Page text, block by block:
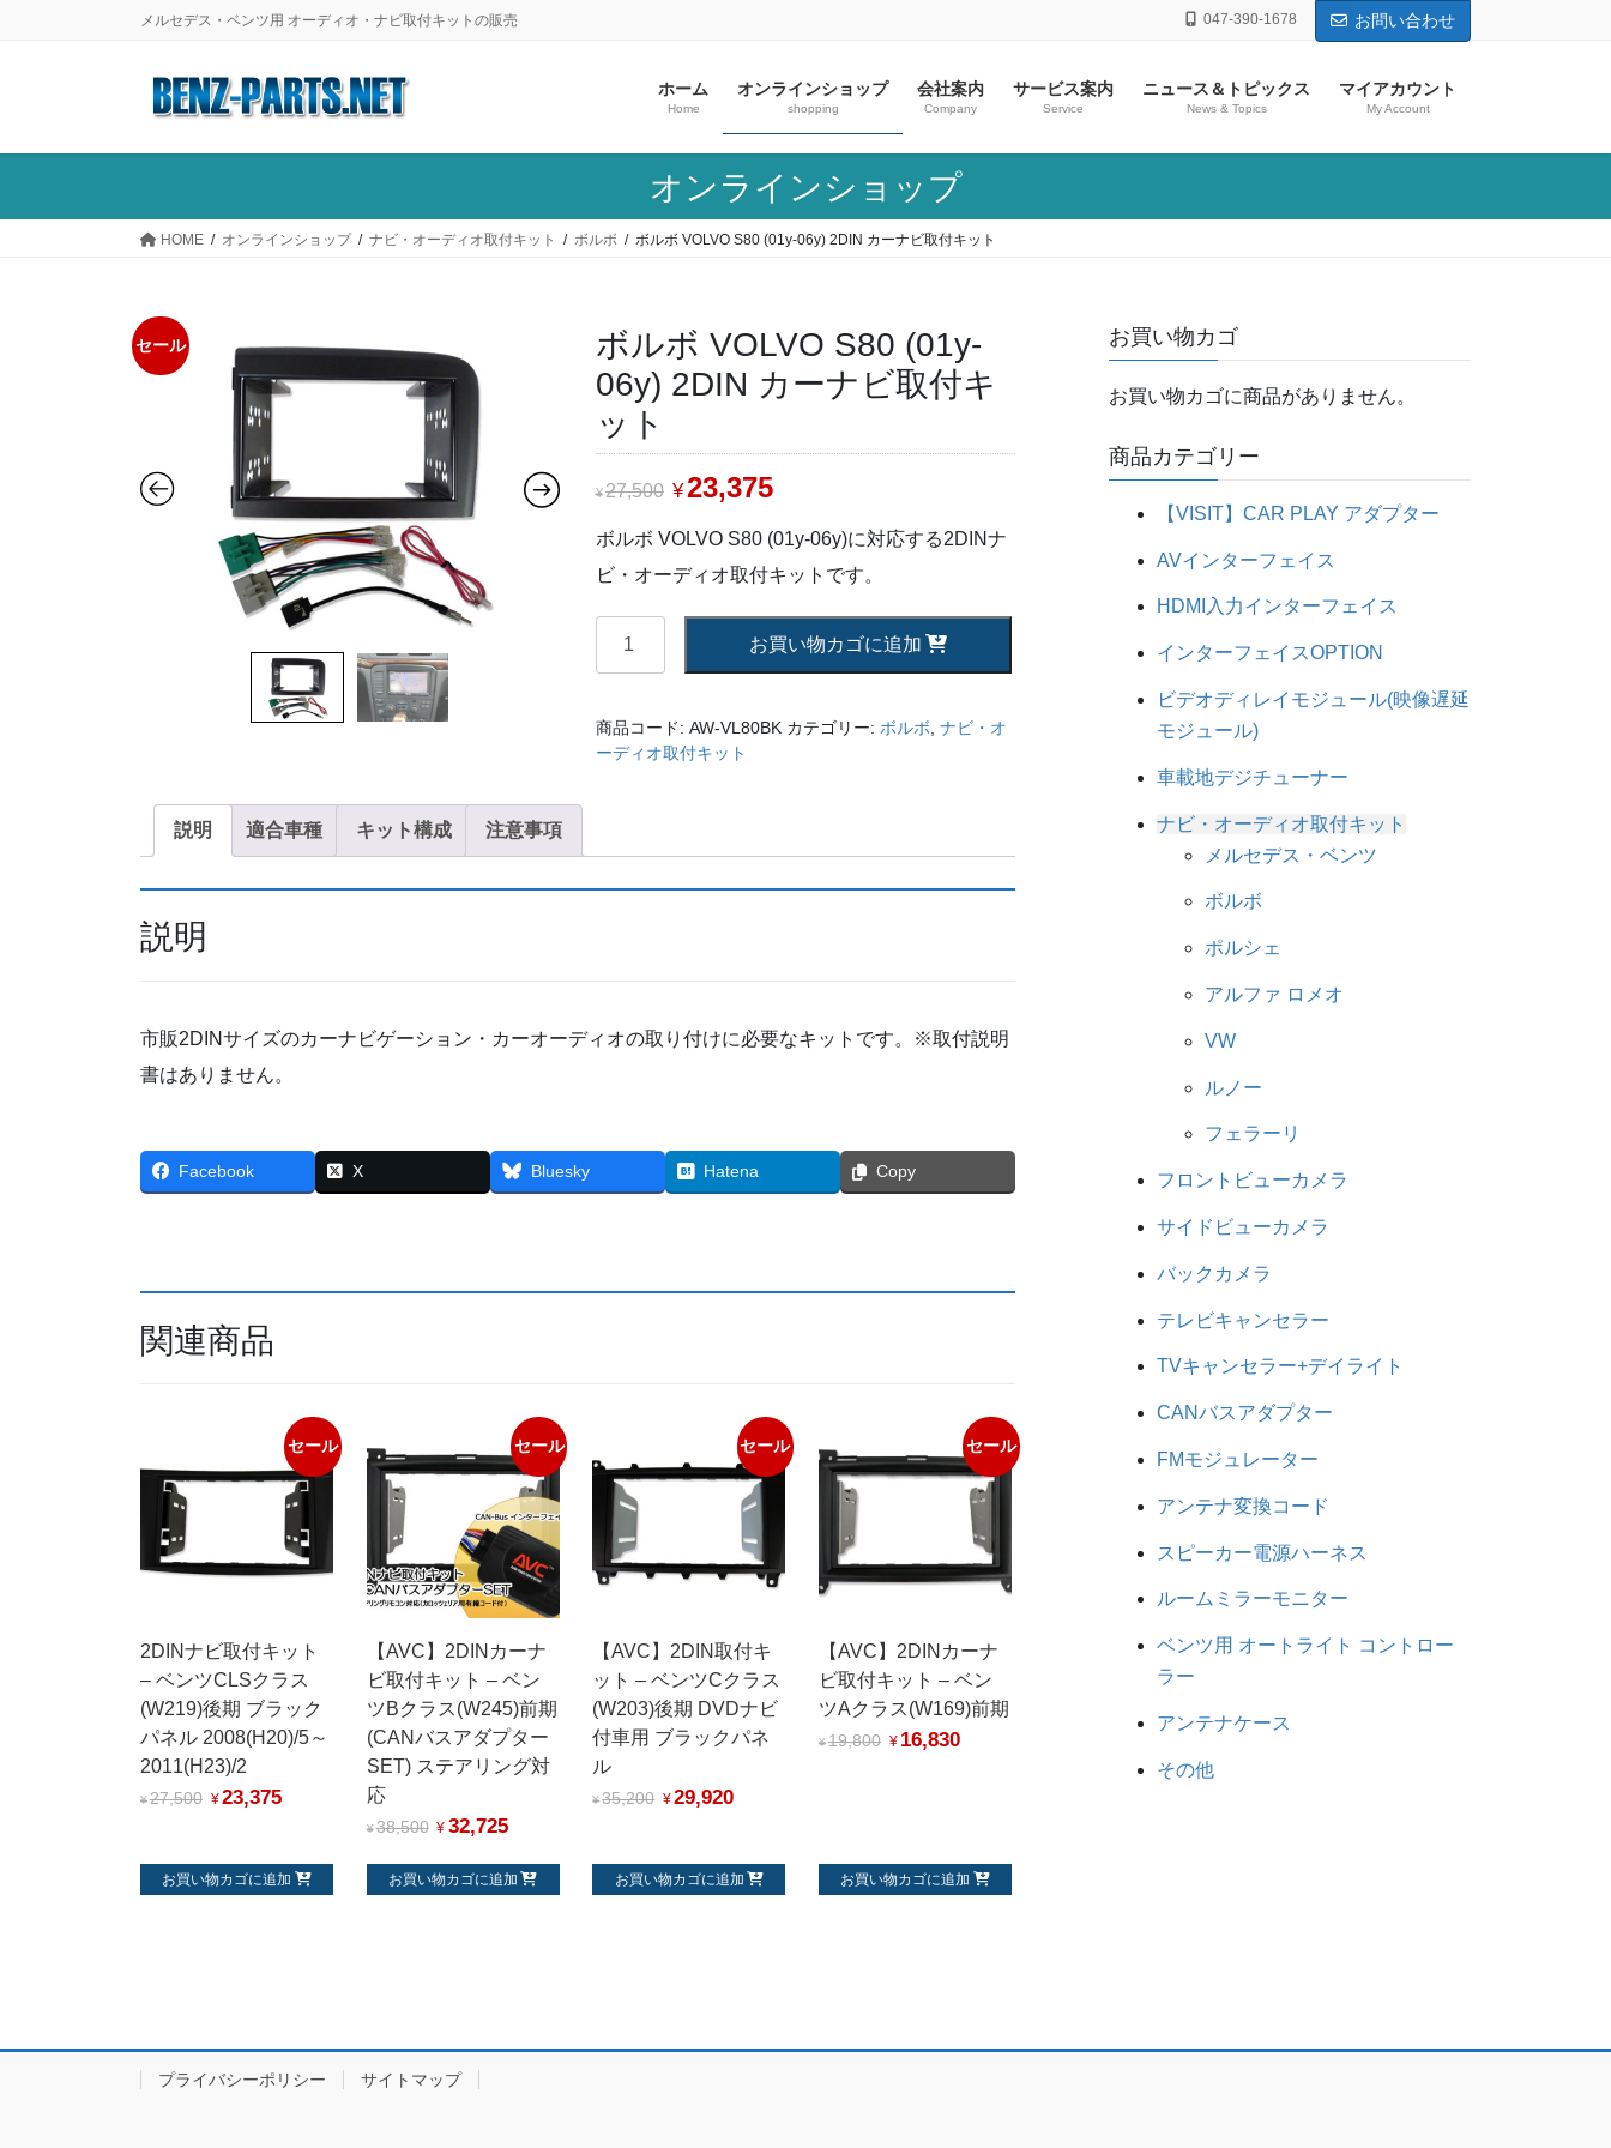
に
ョ
メルセデス・ベンツ用 オーディオ・ナビ取付キットの販売 047-390-1678 お問い合わせ
ホーム
Home
オンラインショップ
shopping
会社案内
Company
サービス案内
Service
ニュース＆トピックス
News & Topics
マイアカウント
My Account
オンラインショップ
HOME オンラインショップ ナビ・オーディオ取付キット ボルボ ボルボ VOLVO S80 (01y-06y) 2DIN カーナビ取付キット
セール
ボルボ VOLVO S80 (01y-
06y) 2DIN カーナビ取付キ
ット
¥27,500 ¥23,375
ボルボ VOLVO S80 (01y-06y)に対応する2DINナ
ビ・オーディオ取付キットです。
VOLVO
S80
カ
ー
キ
お買い物カゴに追加
商品コード: AW-VL80BK カテゴリー: ボルボ ナビ・オ
ーディオ取付キット
説明 適合車種 キット構成 注意事項
説明
市販2DINサイズのカーナビゲーション・カーオーディオの取り付けに必要なキットです。※取付説明
書はありません。
Facebook X Bluesky Hatena Copy
関連商品
セール
2DINナビ取付キット
– ベンツCLSクラス
(W219)後期 ブラック
パネル 2008(H20)/5～
2011(H23)/2
¥27,500 ¥23,375
お買い物カゴに追加
セール
【AVC】2DINカーナ
ビ取付キット – ベン
ツBクラス(W245)前期
(CANバスアダプター
SET) ステアリング対
応
¥38,500 ¥ 32,725
お買い物カゴに追加
セール
【AVC】2DIN取付キ
ット – ベンツCクラス
(W203)後期 DVDナビ
付車用 ブラックパネ
ル
¥35,200 ¥29,920
お買い物カゴに追加
セール
【AVC】2DINカーナ
ビ取付キット – ベン
ツAクラス(W169)前期
¥19,800 ¥ 16,830
お買い物カゴに追加
お買い物カゴ
お買い物カゴに商品がありません。
商品カテゴリー
【VISIT】CAR PLAY アダプター
AVインターフェイス
HDMI入力インターフェイス
インターフェイスOPTION
ビデオディレイモジュール(映像遅延
モジュール)
車載地デジチューナー
ナビ・オーディオ取付キット
メルセデス・ベンツ
ボルボ
ポルシェ
アルファ ロメオ
VW
ルノー
フェラーリ
フロントビューカメラ
サイドビューカメラ
バックカメラ
テレビキャンセラー
TVキャンセラー+デイライト
CANバスアダプター
FMモジュレーター
アンテナ変換コード
スピーカー電源ハーネス
ルームミラーモニター
ベンツ用 オートライト コントロー
ラー
アンテナケース
その他
プライバシーポリシー サイトマップ